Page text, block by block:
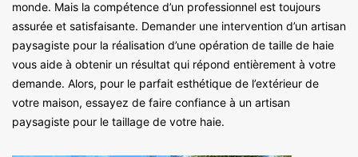
monde. Mais la compétence d’un professionnel est toujours
assurée et satisfaisante. Demander une intervention d’un artisan
paysagiste pour la réalisation d’une opération de taille de haie
vous aide à obtenir un résultat qui répond entièrement à votre
demande. Alors, pour le parfait esthétique de l’extérieur de
votre maison, essayez de faire confiance à un artisan
paysagiste pour le taillage de votre haie.